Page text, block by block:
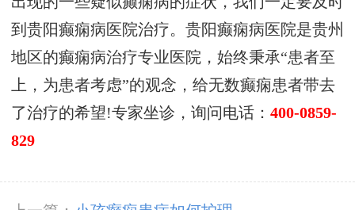
到贵阳癫痫病医院治疗。贵阳癫痫病医院是贵州
地区的癫痫病治疗专业医院，始终秉承“患者至
上，为患者考虑”的观念，给无数癫痫患者带去
了治疗的希望!专家坐诊，询问电话： 400-0859-
829